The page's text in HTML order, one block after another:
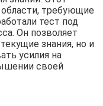
требующие
тест под
Он позволяет
знания, но и
усилия на
своей